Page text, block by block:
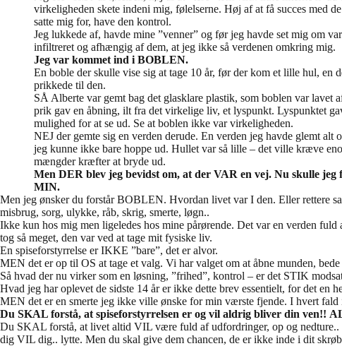
virkeligheden skete indeni mig, følelserne. Høj af at få succes med
satte mig for, have den kontrol.
Jeg lukkede af, havde mine ”venner” og før jeg havde set mig om
infiltreret og afhængig af dem, at jeg ikke så verdenen omkring mig.
Jeg var kommet ind i BOBLEN.
En boble der skulle vise sig at tage 10 år, før der kom et lille hul, en
prikkede til den.
SÅ Alberte var gemt bag det glasklare plastik, som boblen var lavet
prik gav en åbning, ilt fra det virkelige liv, et lyspunkt. Lyspunktet
mulighed for at se ud. Se at boblen ikke var virkeligheden.
NEJ der gemte sig en verden derude. En verden jeg havde glemt alt
jeg kunne ikke bare hoppe ud. Hullet var så lille – det ville kræve
mængder kræfter at bryde ud.
Men DER blev jeg bevidst om, at der VAR en vej. Nu skulle jeg
MIN.
Men jeg ønsker du forstår BOBLEN. Hvordan livet var I den. Eller rettere
misbrug, sorg, ulykke, råb, skrig, smerte, løgn..
Ikke kun hos mig men ligeledes hos mine pårørende. Det var en verden
tog så meget, den var ved at tage mit fysiske liv.
En spiseforstyrrelse er IKKE ”bare”, det er alvor.
MEN det er op til OS at tage et valg. Vi har valget om at åbne munden,
Så hvad der nu virker som en løsning, ”frihed”, kontrol – er det STIK
Hvad jeg har oplevet de sidste 14 år er ikke dette brev essentielt, for det en
MEN det er en smerte jeg ikke ville ønske for min værste fjende. I hvert
Du SKAL forstå, at spiseforstyrrelsen er og vil aldrig bliver din ven!!
Du SKAL forstå, at livet altid VIL være fuld af udfordringer, op og
dig VIL dig.. lytte. Men du skal give dem chancen, de er ikke inde i dit